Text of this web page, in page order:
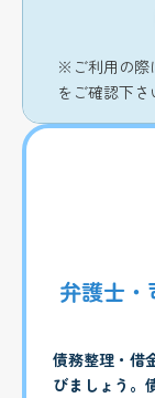
※ご利用の際
をご確認下さ
弁護士・
債務整理・借
びましょう。